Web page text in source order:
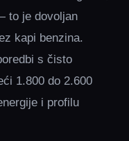
to je dovoljan
kapi benzina.
s čisto
1.800 do 2.600
i profilu